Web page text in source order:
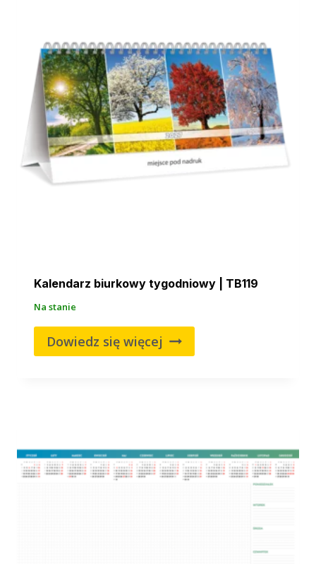
Kalendarz biurkowy tygodniowy | TB119
Na stanie
Dowiedz się więcej